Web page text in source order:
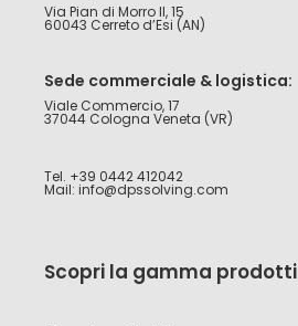
Via Pian di Morro II, 15
60043 Cerreto d’Esi (AN)
Sede commerciale & logistica:
Viale Commercio, 17
37044 Cologna Veneta (VR)
Tel. +39 0442 412042
Mail: info@dpssolving.com
Scopri la gamma prodotti